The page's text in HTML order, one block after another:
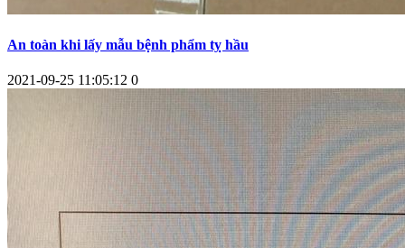
An toàn khi lấy mẫu bệnh phẩm tỵ hầu
2021-09-25 11:05:12 0